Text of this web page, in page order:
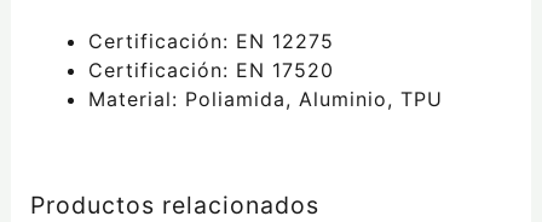
Certificación: EN 12275
Certificación: EN 17520
Material: Poliamida, Aluminio, TPU
Productos relacionados